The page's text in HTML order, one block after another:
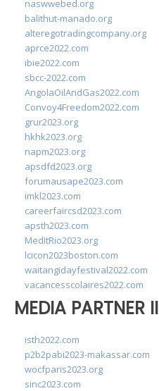
naswwebed.org
balithut-manado.org
alteregotradingcompany.org
aprce2022.com
ibie2022.com
sbcc-2022.com
AngolaOilAndGas2022.com
Convoy4Freedom2022.com
grur2023.org
hkhk2023.org
napm2023.org
apsdfd2023.org
forumausape2023.com
imkl2023.com
careerfaircsd2023.com
apsth2023.com
MedItRio2023.org
lcicon2023boston.com
waitangidayfestival2022.com
vacancesscolaires2022.com
MEDIA PARTNER II
isth2022.com
p2b2pabi2023-makassar.com
wocfparis2023.org
sinc2023.com